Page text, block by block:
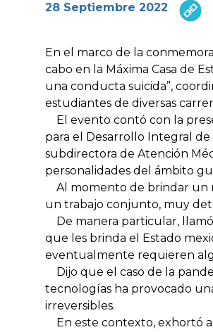
28 Septiembre 2022
En el marco de la
cabo en la Máxima Casa de
una conducta suicida”,
estudiantes de diversas
El evento contó con la
para el Desarrollo Integral de
subdirectora de Atención
personalidades del ámbito
Al momento de brindar un
un trabajo conjunto, muy
De manera particular, llamó
que les brinda el Estado
eventualmente requieren
Dijo que el caso de la
tecnologías ha provocado
irreversibles.
En este contexto, exhortó a